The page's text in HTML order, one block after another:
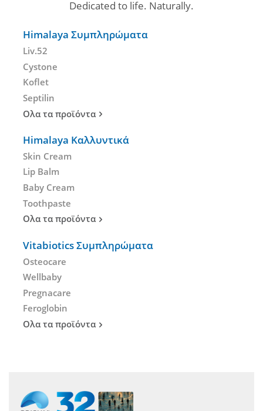
Dedicated to life. Naturally.
Himalaya Συμπληρώματα
Liv.52
Cystone
Koflet
Septilin
Ολα τα προϊόντα
Himalaya Καλλυντικά
Skin Cream
Lip Balm
Baby Cream
Toothpaste
Ολα τα προϊόντα
Vitabiotics Συμπληρώματα
Osteocare
Wellbaby
Pregnacare
Feroglobin
Ολα τα προϊόντα